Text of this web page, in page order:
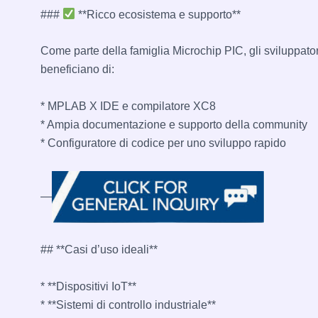
### **Ricco ecosistema e supporto**
Come parte della famiglia Microchip PIC, gli
beneficiano di:
* MPLAB X IDE e compilatore XC8
* Ampia documentazione e supporto della community
* Configuratore di codice per uno sviluppo rapido
—
## **Casi d’uso ideali**
* **Dispositivi IoT**
* **Sistemi di controllo industriale**